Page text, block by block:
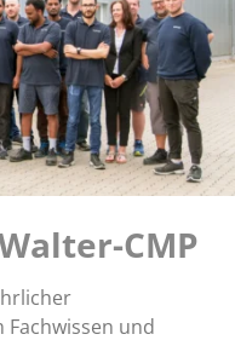
CMP
und